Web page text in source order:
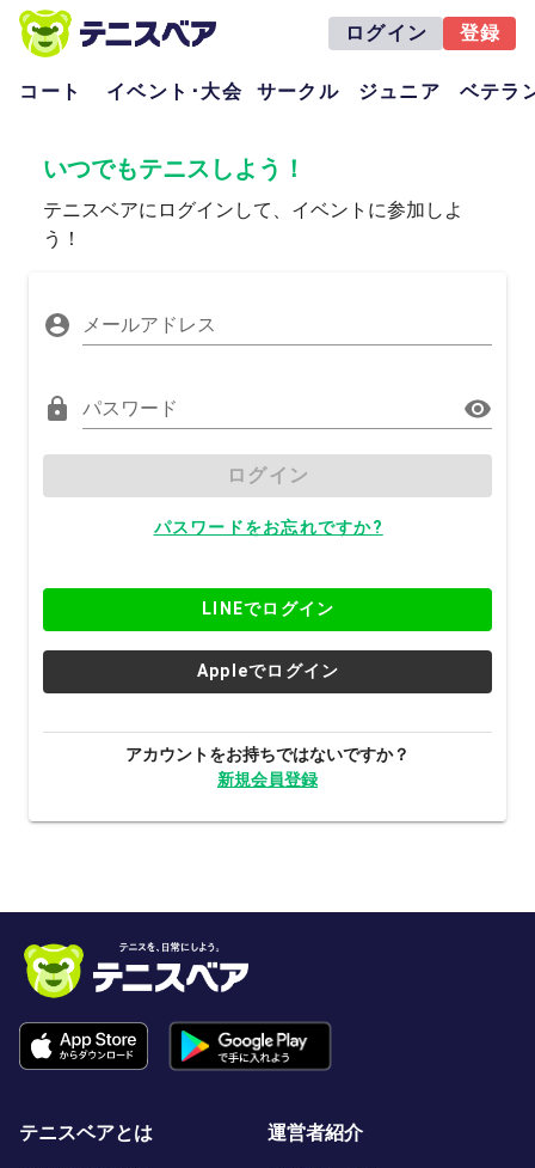
ログイン 登録
コート イベント･大会 サークル ジュニア ベテラ
いつでもテニスしよう！
テニスベアにログインして、イベントに参加しよ
う！
メールアドレス
パスワード
ログイン
パスワードをお忘れですか?
LINEでログイン
Appleでログイン
アカウントをお持ちではないですか？
新規会員登録
テニスベアとは 運営者紹介